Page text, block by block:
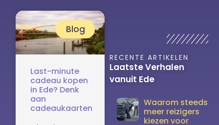
Blog
Last-minute
cadeau kopen
in Ede? Denk
aan
cadeaukaarten
RECENTE ARTIKELEN
Laatste Verhalen
vanuit Ede
Waarom steeds
meer reizigers
kiezen voor